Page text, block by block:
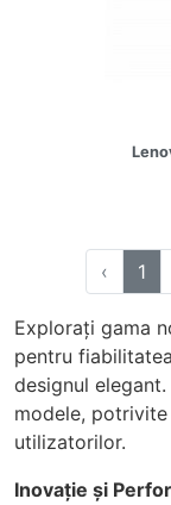
‹ 1
Explorați gama
pentru
designul
modele,
utilizatorilor.
Inovație și